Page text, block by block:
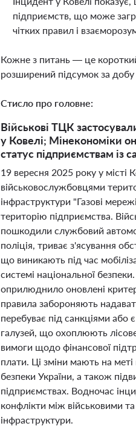
підприємств, що може
чітких правил і
Кожне з питань — це
розширений підсумок за добу
Стисло про головне:
Військові ТЦК
у Ковелі; Мінекономіки
статус підприємствам із
19 вересня 2025 року у місті
військовослужбовцями
інфраструктури "Газові
територію підприємства.
пошкодили службовий
поліція, триває з'ясування
що виникають під час
системі національної
оприлюднило оновлені
правила забороняють
перебуває під санкціями або
галузей, що охоплюють
вимоги щодо фінансової
плати. Ці зміни мають на
безпеки України, а також
підприємствах. Водночас
конфлікти між військовими
інфраструктури.